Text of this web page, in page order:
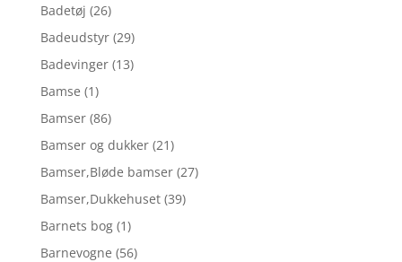
Badetøj (26)
Badeudstyr (29)
Badevinger (13)
Bamse (1)
Bamser (86)
Bamser og dukker (21)
Bamser,Bløde bamser (27)
Bamser,Dukkehuset (39)
Barnets bog (1)
Barnevogne (56)